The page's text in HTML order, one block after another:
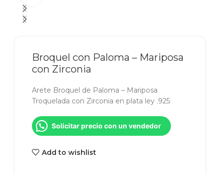
Broquel con Paloma – Mariposa
con Zirconia
Arete Broquel de Paloma – Mariposa
Troquelada con Zirconia en plata ley .925
Solicitar precio con un vendedor
Add to wishlist